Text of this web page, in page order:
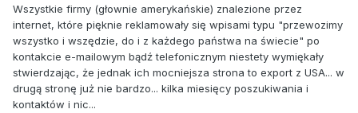
Wszystkie firmy (głownie amerykańskie) znalezione przez
internet, które pięknie reklamowały się wpisami typu "przewozimy
wszystko i wszędzie, do i z każdego państwa na świecie" po
kontakcie e-mailowym bądź telefonicznym niestety wymiękały
stwierdzając, że jednak ich mocniejsza strona to export z USA... w
drugą stronę już nie bardzo... kilka miesięcy poszukiwania i
kontaktów i nic...